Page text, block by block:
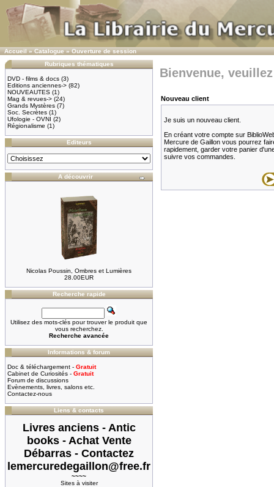
Accueil»Catalogue»Ouverture de session
Rubriques thématiques
DVD - films & docs (3)
Editions anciennes-> (82)
NOUVEAUTES (1)
Mag & revues-> (24)
Grands Mystères (7)
Soc. Secrètes (1)
Ufologie - OVNI (2)
Régionalisme (1)
Editeurs
A découvrir
Nicolas Poussin, Ombres et Lumières
28.00EUR
Recherche rapide
Utilisez des mots-clés pour trouver le produit que
vous recherchez.
Recherche avancée
Informations & forum
Doc & téléchargement - Gratuit
Cabinet de Curiosités - Gratuit
Forum de discussions
Evènements, livres, salons etc.
Contactez-nous
Liens & contacts
Livres anciens - Antic
books - Achat Vente
Débarras - Contactez
lemercuredegaillon@free.fr
~~~~
Sites à visiter
Bienvenue,
Nouveau client
Je suis un nouveau client.
En créant votre compte sur
Mercure de Gaillon vous pourrez
rapidement, garder votre panier
suivre vos commandes.